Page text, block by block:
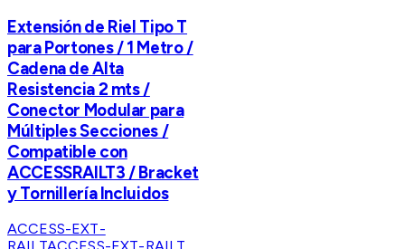
Extensión de Riel Tipo T
para Portones / 1 Metro /
Cadena de Alta
Resistencia 2 mts /
Conector Modular para
Múltiples Secciones /
Compatible con
ACCESSRAILT3 / Bracket
y Tornillería Incluidos
ACCESS-EXT-